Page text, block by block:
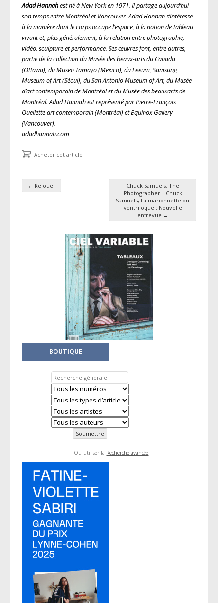
Adad Hannahest né à New York en 1971. Il partage aujourd’hui
son temps entre Montréal et Vancouver. Adad Hannah s’intéresse
à la manière dont le corps occupe l’espace, à la notion de tableau
vivant et, plus généralement, à la relation entre photographie,
vidéo, sculpture et performance. Ses œuvres font, entre autres,
partie de la collection du Musée des beaux-arts du Canada
(Ottawa), du Museo Tamayo (Mexico), du Leeum, Samsung
Museum of Art (Séoul), du San Antonio Museum of Art, du Musée
d’art contemporain de Montréal et du Musée des beauxarts de
Montréal. Adad Hannah est représenté par Pierre-François
Ouellette art contemporain (Montréal) et Equinox Gallery
(Vancouver).
adadhannah.com
Acheter cet article
Navigation des articles
← Rejouer
Chuck Samuels, The
Photographer – Chuck
Samuels, La marionnette du
ventriloque : Nouvelle
entrevue →
BOUTIQUE
Ou utiliser la Recherche avancée